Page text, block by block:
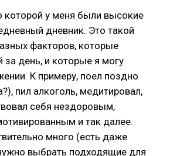
которой у меня были высокие
дневник. Это такой
факторов, которые
за день, и которые я могу
К примеру, поел поздно
пил алкоголь, медитировал,
себя нездоровым,
и так далее.
много (есть даже
выбрать подходящие для